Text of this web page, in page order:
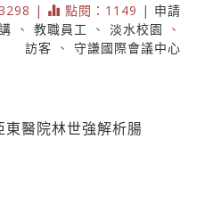
| 點閱：1149 | 申請
、 教職員工 、 淡水校園
、
訪客 、 守謙國際會議中心
東醫院林世強解析腸